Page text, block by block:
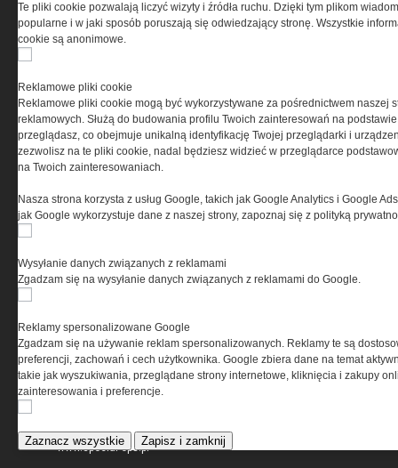
Codzienne źródło informacji o taktyce, szkoleniu,
misjach bojowych, uzbrojeniu, umundurowaniu
REGULAMIN
Regulamin określa zasady korzystania z portalu
www.special-ops.pl
Te pliki cookie pozwalają liczyć wizyty i źródła ruchu. Dzięki tym plikom
popularne i w jaki sposób poruszają się odwiedzający stronę. Wszystkie
cookie są anonimowe.
Reklamowe pliki cookie
Reklamowe pliki cookie mogą być wykorzystywane za pośrednictwem naszej
reklamowych. Służą do budowania profilu Twoich zainteresowań na
przeglądasz, co obejmuje unikalną identyfikację Twojej przeglądarki i
zezwolisz na te pliki cookie, nadal będziesz widzieć w przeglądarce
na Twoich zainteresowaniach.
Nasza strona korzysta z usług Google, takich jak Google Analytics i Google
jak Google wykorzystuje dane z naszej strony, zapoznaj się z polityką
Wysyłanie danych związanych z reklamami
Zgadzam się na wysyłanie danych związanych z reklamami do Google.
Reklamy spersonalizowane Google
Zgadzam się na używanie reklam spersonalizowanych. Reklamy te są
preferencji, zachowań i cech użytkownika. Google zbiera dane na temat
takie jak wyszukiwania, przeglądane strony internetowe, kliknięcia i zakupy
zainteresowania i preferencje.
Zaznacz wszystkie Zapisz i zamknij